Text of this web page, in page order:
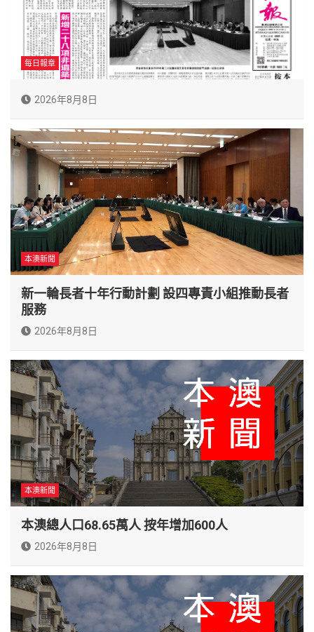
每日報章
2026年8月8日
本澳新聞
新一輪長者十年行動計劃 設四專責小組推動長者
服務
2026年8月8日
本澳新聞
本澳總人口68.65萬人 按年增加600人
2026年8月8日